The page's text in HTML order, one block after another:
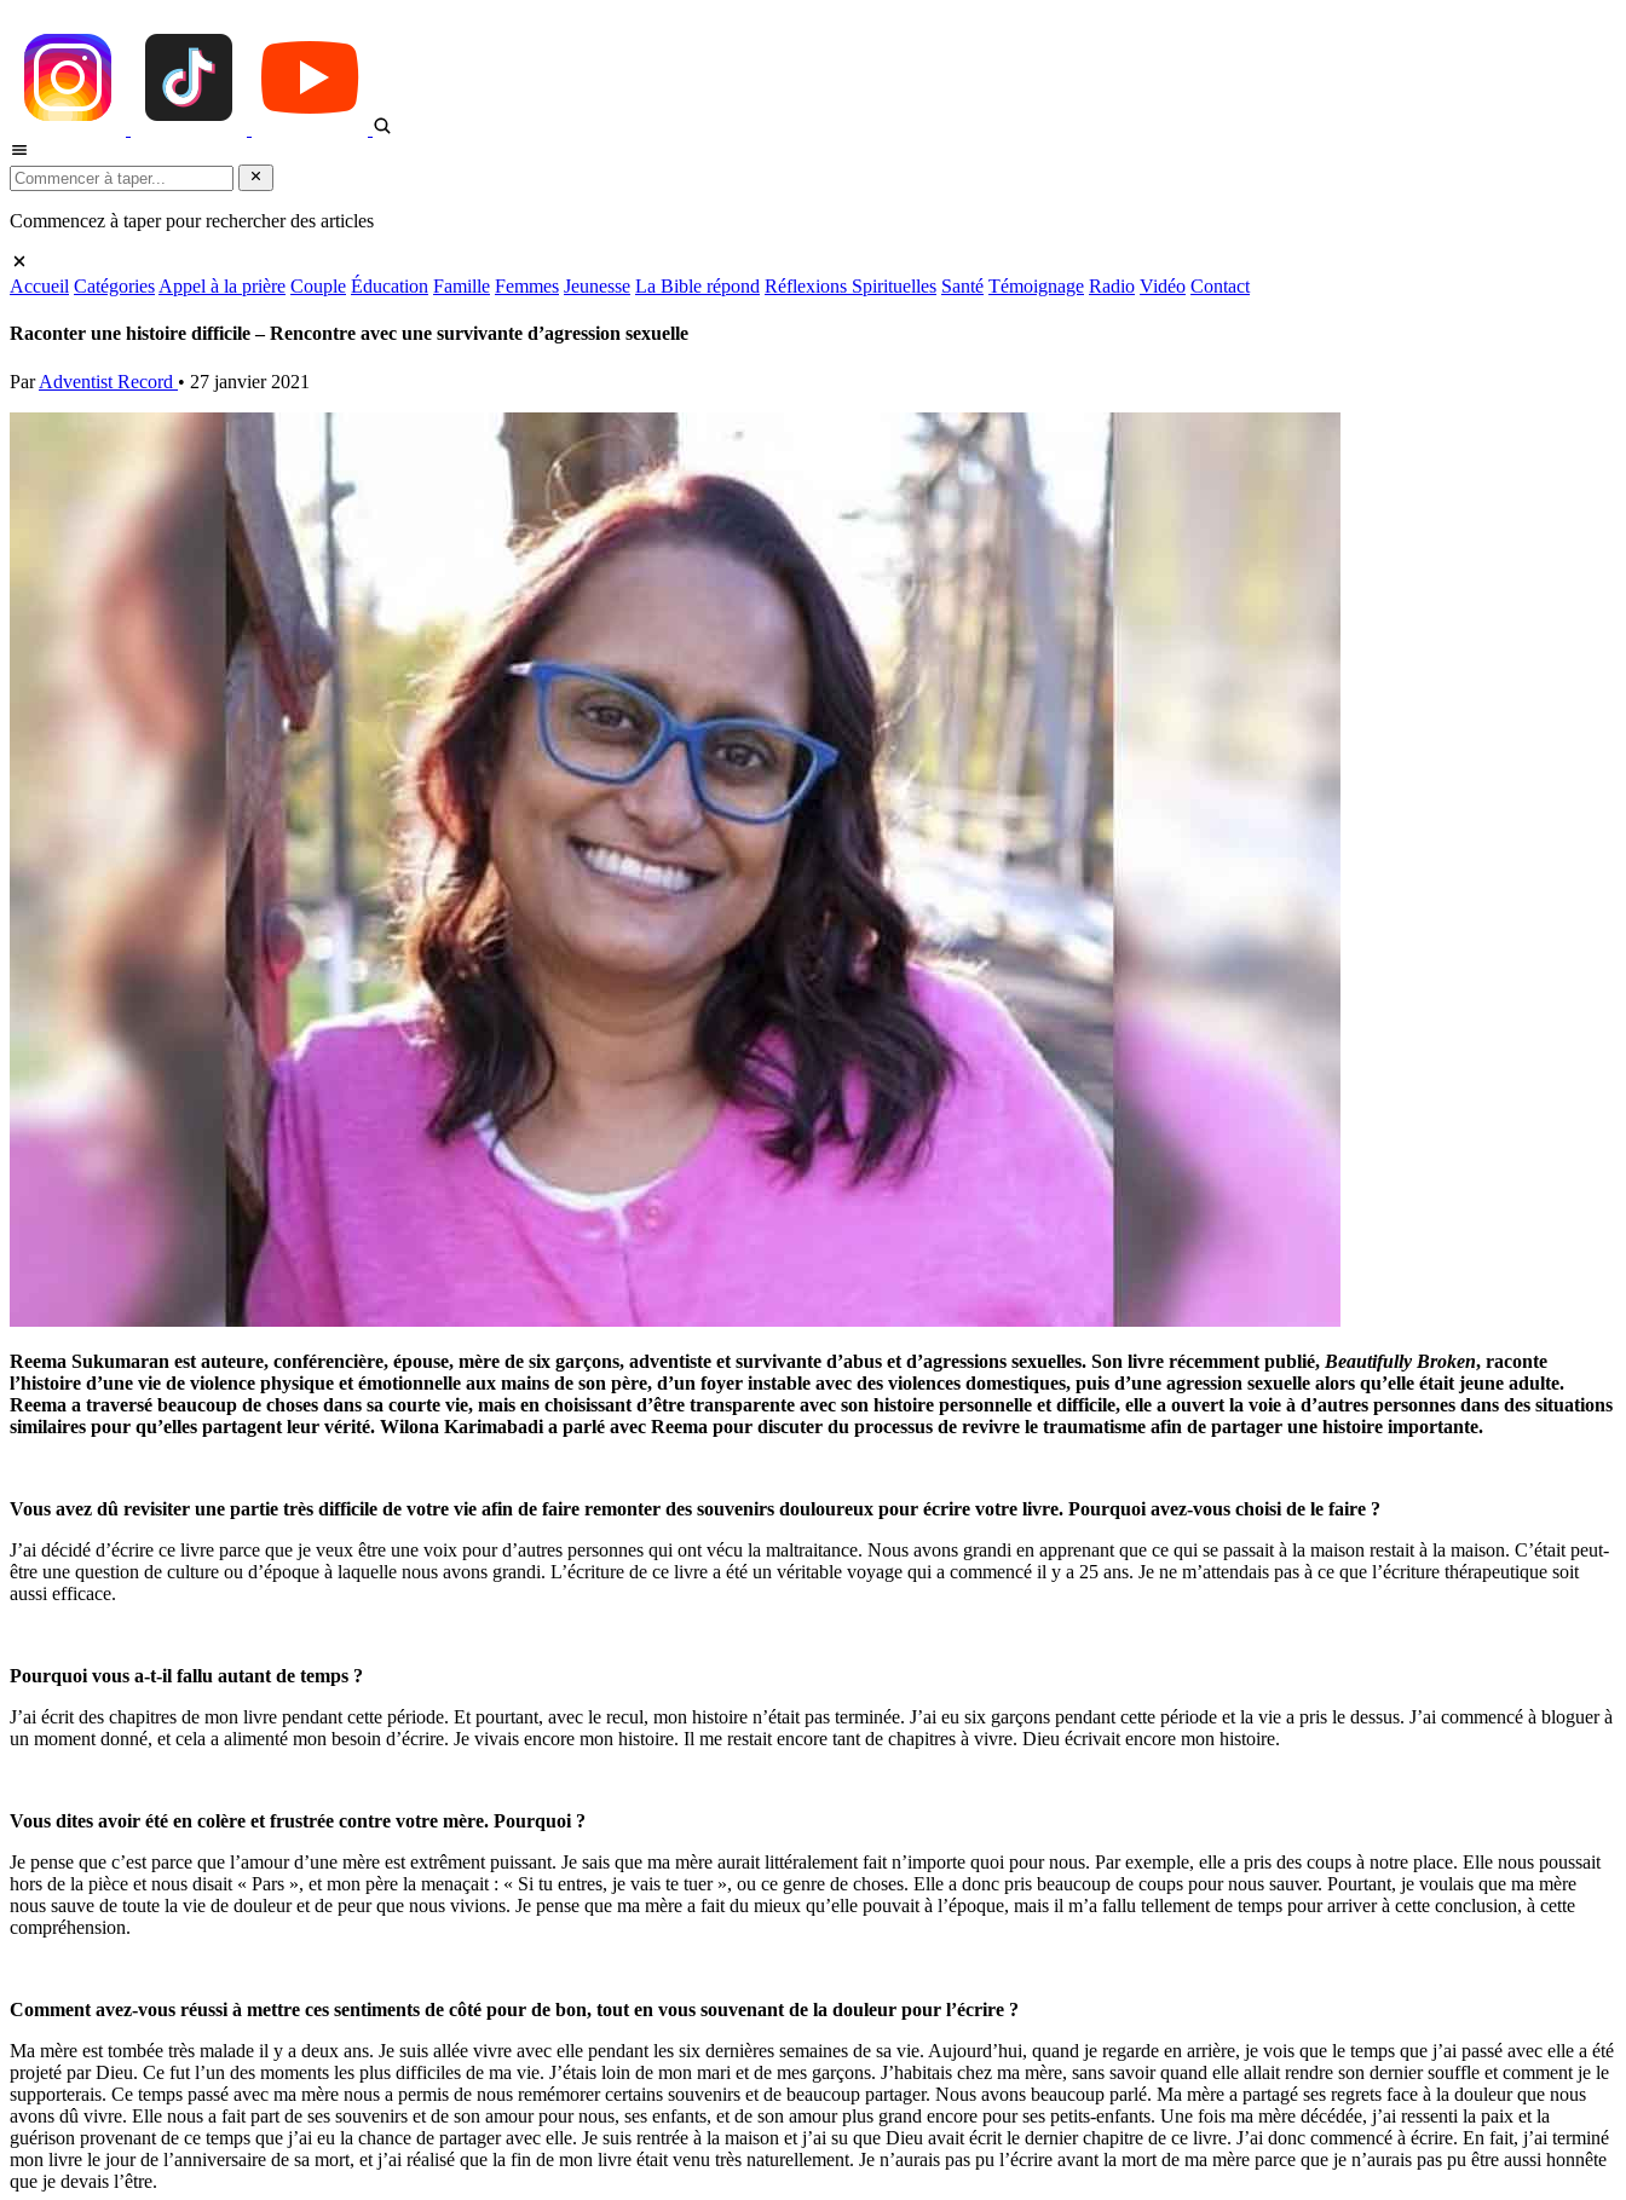
Commencez à taper pour rechercher des articles
Accueil Catégories Appel à la prière Couple Éducation Famille Femmes Jeunesse La Bible répond Réflexions Spirituelles Santé Témoignage Radio Vidéo Contact
Raconter une histoire difficile – Rencontre avec une survivante d’agression sexuelle
Par Adventist Record • 27 janvier 2021
Reema Sukumaran est auteure, conférencière, épouse, mère de six garçons, adventiste et survivante d’abus et d’agressions sexuelles. Son livre récemment publié, Beautifully Broken, raconte
l’histoire d’une vie de violence physique et émotionnelle aux mains de son père, d’un foyer instable avec des violences domestiques, puis d’une agression sexuelle alors qu’elle était jeune adulte.
Reema a traversé beaucoup de choses dans sa courte vie, mais en choisissant d’être transparente avec son histoire personnelle et difficile, elle a ouvert la voie à d’autres personnes dans des situations
similaires pour qu’elles partagent leur vérité. Wilona Karimabadi a parlé avec Reema pour discuter du processus de revivre le traumatisme afin de partager une histoire importante.
Vous avez dû revisiter une partie très difficile de votre vie afin de faire remonter des souvenirs douloureux pour écrire votre livre. Pourquoi avez-vous choisi de le faire ?
J’ai décidé d’écrire ce livre parce que je veux être une voix pour d’autres personnes qui ont vécu la maltraitance. Nous avons grandi en apprenant que ce qui se passait à la maison restait à la maison. C’était peut-
être une question de culture ou d’époque à laquelle nous avons grandi. L’écriture de ce livre a été un véritable voyage qui a commencé il y a 25 ans. Je ne m’attendais pas à ce que l’écriture thérapeutique soit
aussi efficace.
Pourquoi vous a-t-il fallu autant de temps ?
J’ai écrit des chapitres de mon livre pendant cette période. Et pourtant, avec le recul, mon histoire n’était pas terminée. J’ai eu six garçons pendant cette période et la vie a pris le dessus. J’ai commencé à bloguer à
un moment donné, et cela a alimenté mon besoin d’écrire. Je vivais encore mon histoire. Il me restait encore tant de chapitres à vivre. Dieu écrivait encore mon histoire.
Vous dites avoir été en colère et frustrée contre votre mère. Pourquoi ?
Je pense que c’est parce que l’amour d’une mère est extrêment puissant. Je sais que ma mère aurait littéralement fait n’importe quoi pour nous. Par exemple, elle a pris des coups à notre place. Elle nous poussait
hors de la pièce et nous disait « Pars », et mon père la menaçait : « Si tu entres, je vais te tuer », ou ce genre de choses. Elle a donc pris beaucoup de coups pour nous sauver. Pourtant, je voulais que ma mère
nous sauve de toute la vie de douleur et de peur que nous vivions. Je pense que ma mère a fait du mieux qu’elle pouvait à l’époque, mais il m’a fallu tellement de temps pour arriver à cette conclusion, à cette
compréhension.
Comment avez-vous réussi à mettre ces sentiments de côté pour de bon, tout en vous souvenant de la douleur pour l’écrire ?
Ma mère est tombée très malade il y a deux ans. Je suis allée vivre avec elle pendant les six dernières semaines de sa vie. Aujourd’hui, quand je regarde en arrière, je vois que le temps que j’ai passé avec elle a été
projeté par Dieu. Ce fut l’un des moments les plus difficiles de ma vie. J’étais loin de mon mari et de mes garçons. J’habitais chez ma mère, sans savoir quand elle allait rendre son dernier souffle et comment je le
supporterais. Ce temps passé avec ma mère nous a permis de nous remémorer certains souvenirs et de beaucoup partager. Nous avons beaucoup parlé. Ma mère a partagé ses regrets face à la douleur que nous
avons dû vivre. Elle nous a fait part de ses souvenirs et de son amour pour nous, ses enfants, et de son amour plus grand encore pour ses petits-enfants. Une fois ma mère décédée, j’ai ressenti la paix et la
guérison provenant de ce temps que j’ai eu la chance de partager avec elle. Je suis rentrée à la maison et j’ai su que Dieu avait écrit le dernier chapitre de ce livre. J’ai donc commencé à écrire. En fait, j’ai terminé
mon livre le jour de l’anniversaire de sa mort, et j’ai réalisé que la fin de mon livre était venu très naturellement. Je n’aurais pas pu l’écrire avant la mort de ma mère parce que je n’aurais pas pu être aussi honnête
que je devais l’être.